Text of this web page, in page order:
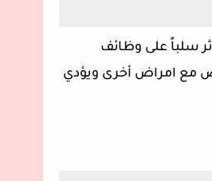
سلباً على وظائف
مع امراض أخرى ويؤدي